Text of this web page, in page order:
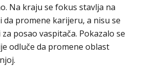
Na kraju se fokus stavlja na
da promene karijeru, a nisu se
posao vaspitača. Pokazalo se
odluče da promene oblast